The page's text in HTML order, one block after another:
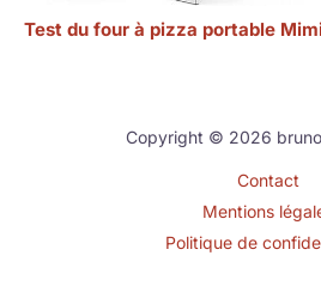
Test du four à pizza portable
Copyright © 2026
Contact
Mentions
Politique de